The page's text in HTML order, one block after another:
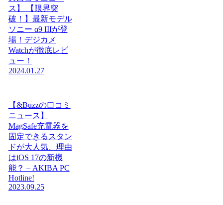
ス】 【限界突
破！】最新モデル
ソニー α9 IIIが登
場！デジカメ
Watchが徹底レビ
ュー！
2024.01.27
【&Buzzの口コミ
ニュース】
MagSafe充電器を
固定できるスタン
ドが大人気、理由
はiOS 17の新機
能？ – AKIBA PC
Hotline!
2023.09.25